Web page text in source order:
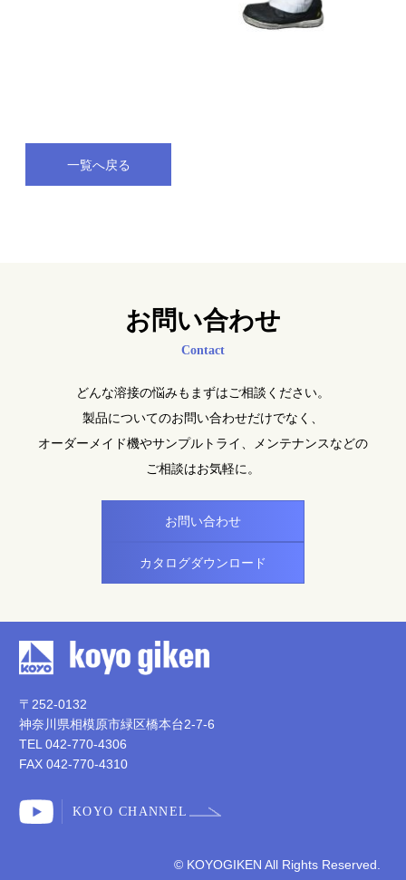
一覧へ戻る
お問い合わせ
Contact
どんな溶接の悩みもまずはご相談ください。
製品についてのお問い合わせだけでなく、
オーダーメイド機やサンプルトライ、メンテナンスなどの
ご相談はお気軽に。
お問い合わせ
カタログダウンロード
〒252-0132
神奈川県相模原市緑区橋本台2-7-6
TEL042-770-4306
FAX 042-770-4310
KOYO CHANNEL
© KOYOGIKEN All Rights Reserved.